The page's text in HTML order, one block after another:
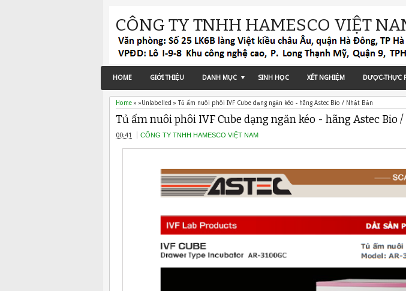
CÔNG TY TNHH HAMESCO VIỆT
HOME GIỚI THIỆU DANH MỤC SINH HỌC XÉT NGHIỆM DƯỢC-THỰC
Home » »Unlabelled » Tủ ấm nuôi phôi IVF Cube dạng ngăn kéo - hãng Astec Bio / Nhật Bản
Tủ ấm nuôi phôi IVF Cube dạng ngăn kéo - hãng Astec Bio
00:41 CÔNG TY TNHH HAMESCO VIỆT NAM